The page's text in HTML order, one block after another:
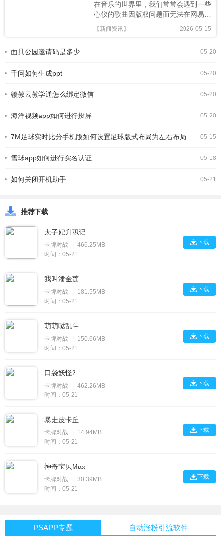
在音乐的世界里，我们常常会遇到一些
心仪的歌曲因版权问题而无法在网易云
音乐电脑版上播放，这着实让人有些遗
憾。不过，今天就为大家带来一个亲测
够畅听那些原本受限的美妙旋律。首
2026-05-15
【新闻资讯】
05-20
面具公园邀请码是多少
05-20
千问如何生成ppt
05-20
赣教云教学通怎么绑定微信
05-20
海洋视频app如何进行投屏
05-15
7M足球实时比分手机版如何设置足球版式布局为左右布局
05-18
雪球app如何进行实名认证
05-21
如何关闭开机助手
推荐下载
太子妃升职记
卡牌对战
466.25MB
时间：05-21
下载
我叫潘金莲
卡牌对战
181.55MB
时间：05-21
下载
萌萌哒乱斗
卡牌对战
150.66MB
时间：05-21
下载
口袋妖怪2
卡牌对战
462.26MB
时间：05-21
下载
暴走皮卡丘
卡牌对战
14.94MB
时间：05-21
下载
神奇宝贝Max
卡牌对战
30.39MB
时间：05-21
下载
PSAPP专题 自动涨粉引流软件